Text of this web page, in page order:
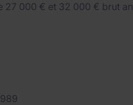
27 000 € et 32 000 € brut